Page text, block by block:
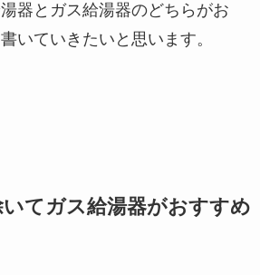
器とガス給湯器のどちらがお
いていきたいと思います。
てガス給湯器がおすすめ